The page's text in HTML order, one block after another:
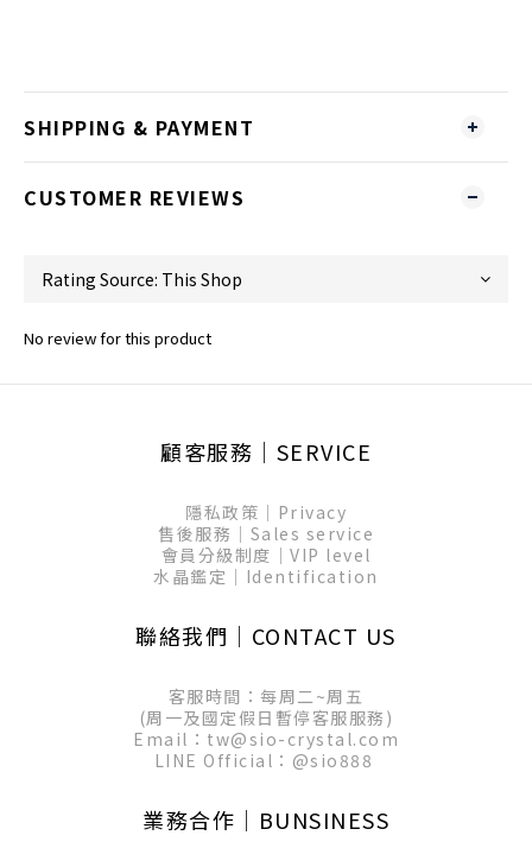
SHIPPING & PAYMENT
CUSTOMER REVIEWS
No review for this product
顧客服務│SERVICE
隱私政策│Privacy
售後服務│Sales service
會員分級制度│VIP level
水晶鑑定│Identification
聯絡我們│CONTACT US
客服時間：每周二~周五
(周一及國定假日暫停客服服務)
Email：tw@sio-crystal.com
LINE Official： @sio888
業務合作│BUNSINESS